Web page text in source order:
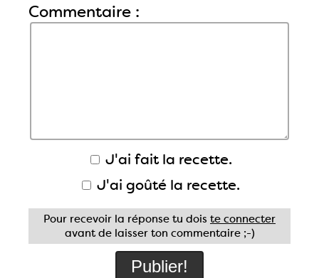
Commentaire :
J'ai fait la recette.
J'ai goûté la recette.
Pour recevoir la réponse tu dois te connecter
avant de laisser ton commentaire ;-)